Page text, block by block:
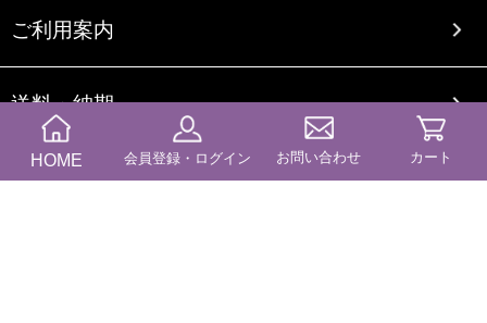
ご利用案内
送料・納期
商品カテゴリー
HOME 会員登録・ログイン お問い合わせ カート